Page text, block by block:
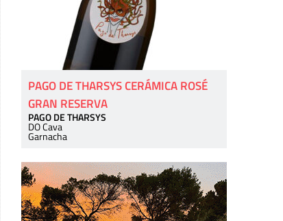
PAGO DE THARSYS CERÁMICA ROSÉ
GRAN RESERVA
PAGO DE THARSYS
DO Cava
Garnacha